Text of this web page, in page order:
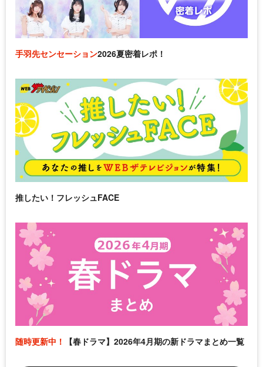
手羽先センセーション2026夏密着レポ！
推したい！フレッシュFACE
随時更新中！ 【春ドラマ】2026年4月期の新ドラマまとめ一覧